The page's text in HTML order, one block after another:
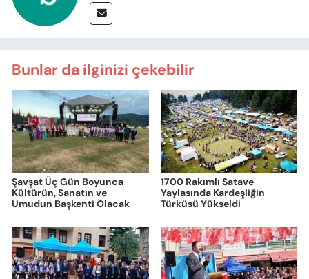
Bunlar da ilginizi çekebilir
Şavşat Üç Gün Boyunca
Kültürün, Sanatın ve
Umudun Başkenti Olacak
1700 Rakımlı Satave
Yaylasında Kardeşliğin
Türküsü Yükseldi